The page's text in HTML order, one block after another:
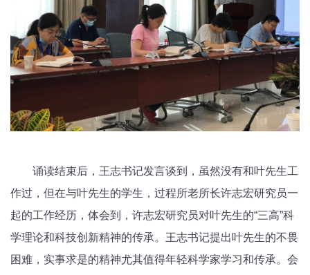
诵读结束后，王志书记发言谈到，虽然没有和叶先生工
作过，但在与叶先生的学生，过程所老所长许志宏研究员一
起的工作经历，体会到，许志宏研究员对叶先生的“三高”科
学理论和科技创新精神的传承。王志书记提出叶先生的不畏
困难，实事求是的精神尤其值得年轻科学家学习和传承。会